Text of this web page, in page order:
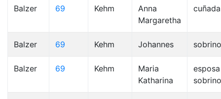
Balzer 69 Kehm
Anna
Margaretha
cuñada
Balzer 69 Kehm Johannes sobrino
Balzer 69 Kehm
Maria
Katharina
sobrino